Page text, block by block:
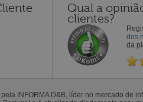
Qual a
clientes?
dos
da
INFORMA D&B, líder no mercado de